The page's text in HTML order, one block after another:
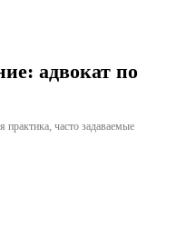
адвокат по
практика, часто задаваемые